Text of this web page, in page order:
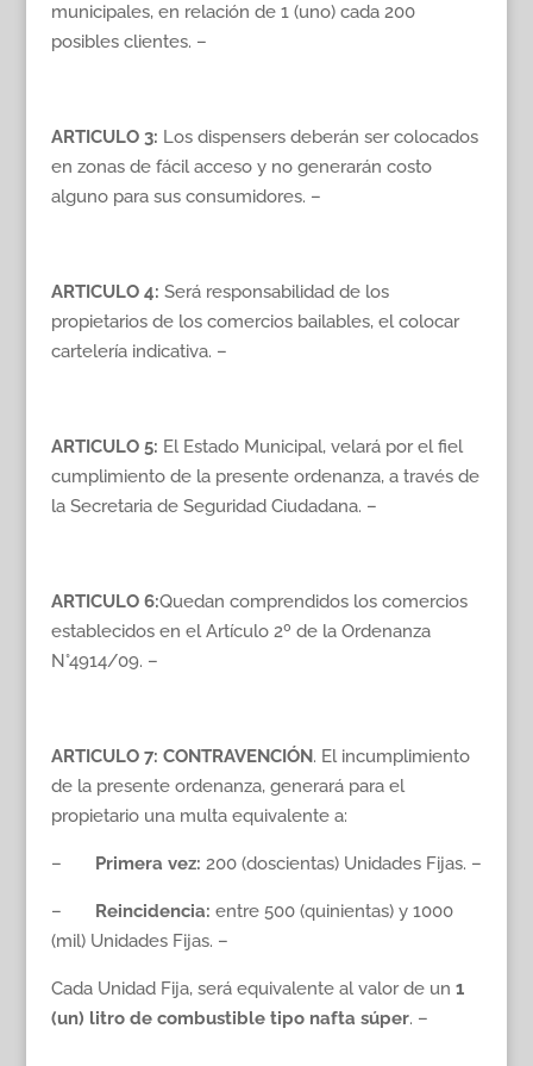
municipales, en relación de 1 (uno) cada 200
posibles clientes. –
ARTICULO 3: Los dispensers deberán ser colocados
en zonas de fácil acceso y no generarán costo
alguno para sus consumidores. –
ARTICULO 4: Será responsabilidad de los
propietarios de los comercios bailables, el colocar
cartelería indicativa. –
ARTICULO 5: El Estado Municipal, velará por el fiel
cumplimiento de la presente ordenanza, a través de
la Secretaria de Seguridad Ciudadana. –
ARTICULO 6:Quedan comprendidos los comercios
establecidos en el Artículo 2º de la Ordenanza
N°4914/09. –
ARTICULO 7: CONTRAVENCIÓN. El incumplimiento
de la presente ordenanza, generará para el
propietario una multa equivalente a:
– Primera vez: 200 (doscientas) Unidades Fijas. –
– Reincidencia: entre 500 (quinientas) y 1000
(mil) Unidades Fijas. –
Cada Unidad Fija, será equivalente al valor de un 1
(un) litro de combustible tipo nafta súper. –